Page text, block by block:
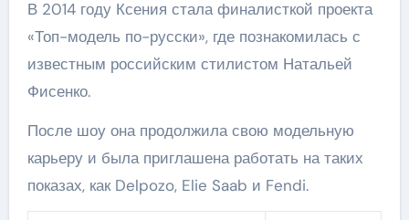
В 2014 году Ксения стала финалисткой проекта
«Топ-модель по-русски», где познакомилась с
известным российским стилистом Натальей
Фисенко.
После шоу она продолжила свою модельную
карьеру и была приглашена работать на таких
показах, как Delpozo, Elie Saab и Fendi.